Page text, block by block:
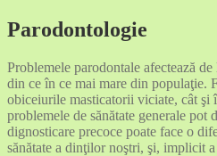
Parodontologie
Problemele parodontale afectează
din ce în ce mai mare din populaţie.
obiceiurile masticatorii viciate, cât şi
problemele de sănătate generale pot
dignosticare precoce poate face o
sănătate a dinţilor noştri, şi, implicit a